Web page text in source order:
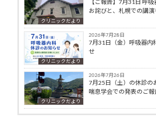
クリニックだより
【ご報告】7月31日 呼
お詫びと、札幌での講演
クリニックだより
2026年7月28日
7月31日（金）呼吸器内
せ
クリニックだより
2026年7月26日
7月25日（土）の休診の
喘息学会での発表のご報